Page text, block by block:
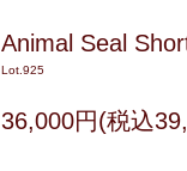
Animal Seal
Lot.925
36,000円(税込